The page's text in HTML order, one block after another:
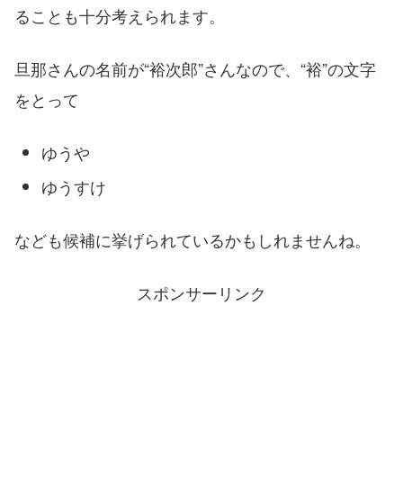
ることも十分考えられます。
旦那さんの名前が“裕次郎”さんなので、“裕”の文字
をとって
ゆうや
ゆうすけ
なども候補に挙げられているかもしれませんね。
スポンサーリンク